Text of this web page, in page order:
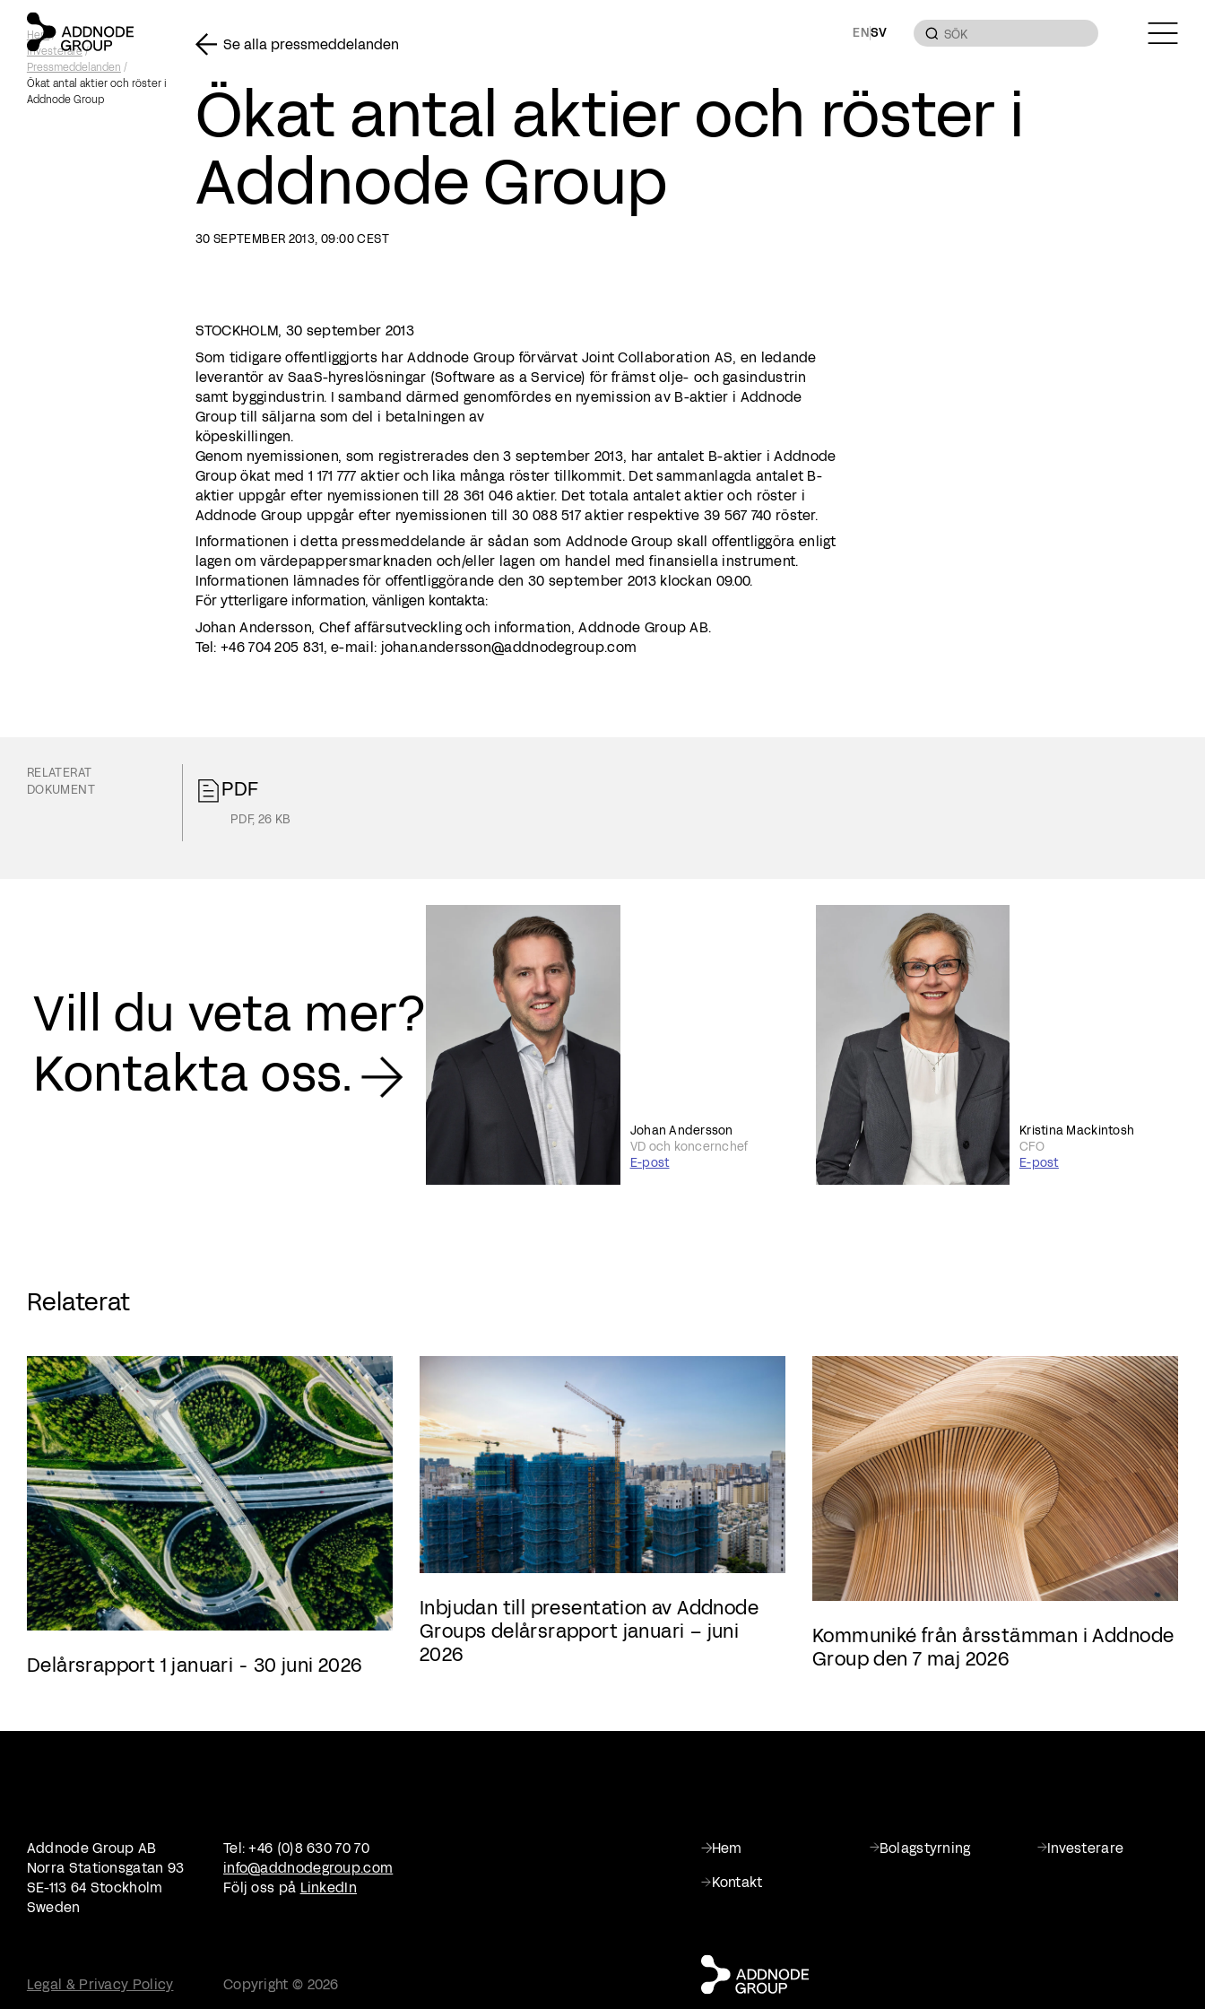
ENSV
Hem/
Investerare/
Pressmeddelanden /
Ökat antal aktier och röster i
Addnode Group
Se alla pressmeddelanden
Ökat antal aktier och röster i
Addnode Group
30 SEPTEMBER 2013, 09:00 CEST
STOCKHOLM, 30 september 2013
Som tidigare offentliggjorts har Addnode Group förvärvat Joint Collaboration AS, en ledande
leverantör av SaaS-hyreslösningar (Software as a Service) för främst olje- och gasindustrin
samt byggindustrin. I samband därmed genomfördes en nyemission av B-aktier i Addnode
Group till säljarna som del i betalningen av
köpeskillingen.
Genom nyemissionen, som registrerades den 3 september 2013, har antalet B-aktier i Addnode
Group ökat med 1 171 777 aktier och lika många röster tillkommit. Det sammanlagda antalet B-
aktier uppgår efter nyemissionen till 28 361 046 aktier. Det totala antalet aktier och röster i
Addnode Group uppgår efter nyemissionen till 30 088 517 aktier respektive 39 567 740 röster.
Informationen i detta pressmeddelande är sådan som Addnode Group skall offentliggöra enligt
lagen om värdepappersmarknaden och/eller lagen om handel med finansiella instrument.
Informationen lämnades för offentliggörande den 30 september 2013 klockan 09.00.
För ytterligare information, vänligen kontakta:
Johan Andersson, Chef affärsutveckling och information, Addnode Group AB.
Tel: +46 704 205 831, e-mail: johan.andersson@addnodegroup.com
RELATERAT
DOKUMENT
PDF
PDF, 26 KB
Vill du veta mer?
Kontakta oss.
Johan Andersson
VD och koncernchef
E-post
Kristina Mackintosh
CFO
E-post
Relaterat
Delårsrapport 1 januari - 30 juni 2026
Inbjudan till presentation av Addnode
Groups delårsrapport januari – juni
2026
Kommuniké från årsstämman i Addnode
Group den 7 maj 2026
Addnode Group AB
Norra Stationsgatan 93
SE-113 64 Stockholm
Sweden
Tel: +46 (0)8 630 70 70
info@addnodegroup.com
Följ oss på LinkedIn
Legal & Privacy Policy Copyright © 2026
Hem Bolagstyrning
Investerare
Kontakt